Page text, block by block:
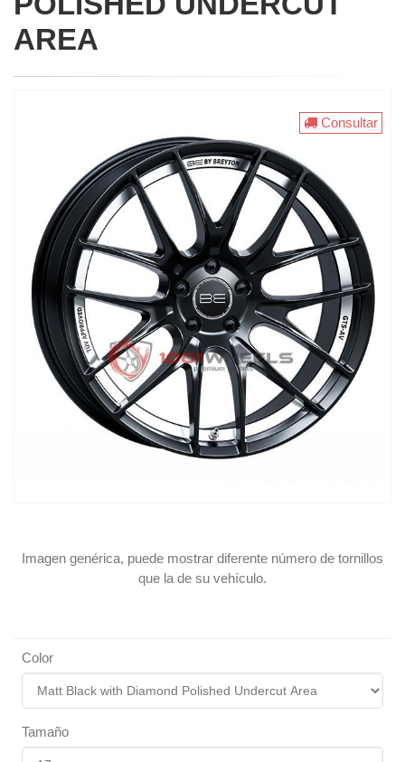
AREA
Imagen genérica, puede mostrar diferente número de tornillos
que la de su vehículo.
Consultar
Color
Tamaño